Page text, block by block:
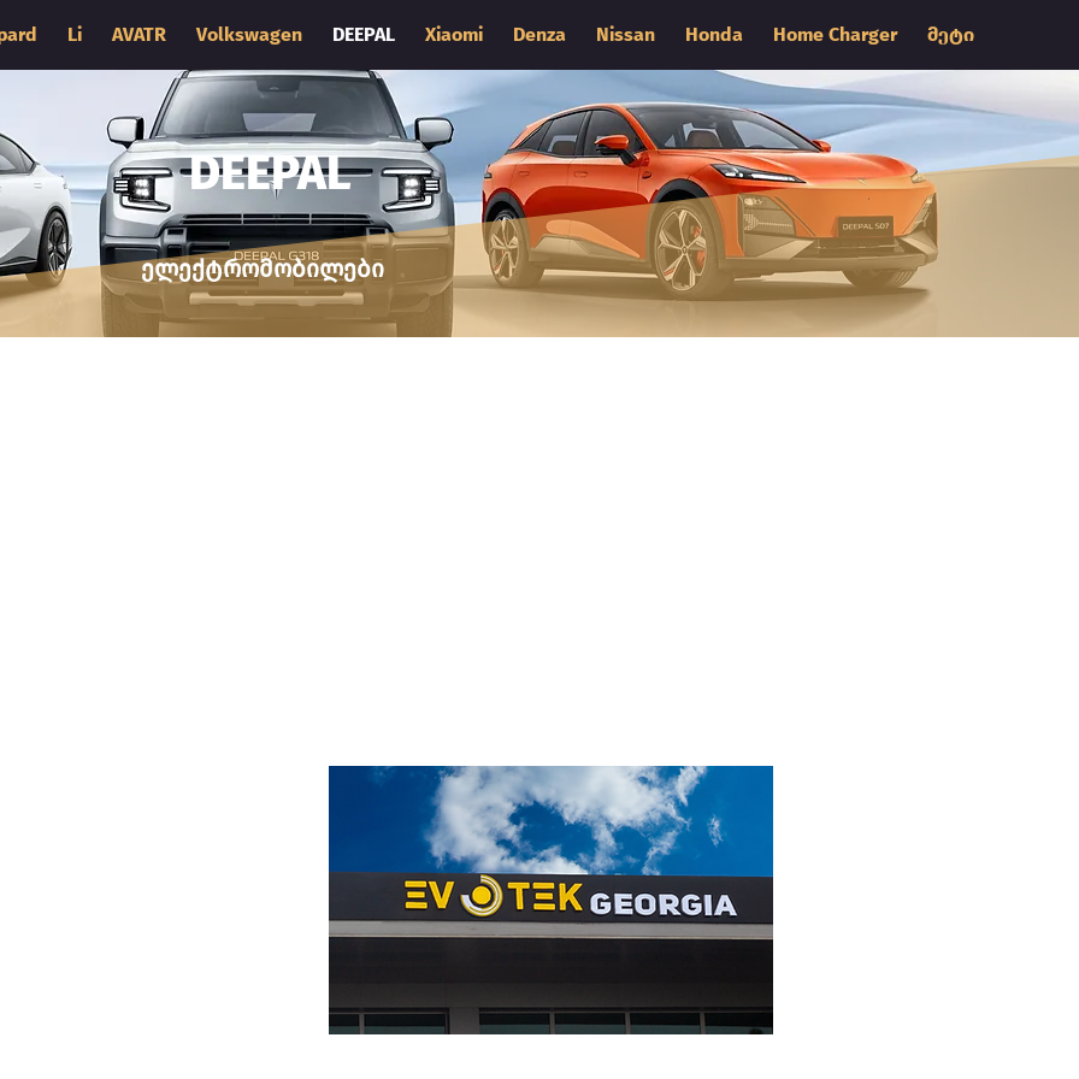
Li AVATR Volkswagen DEEPAL Xiaomi Denza Nissan Honda Home Charger მეტი
DEEPAL
ელექტრომობილები